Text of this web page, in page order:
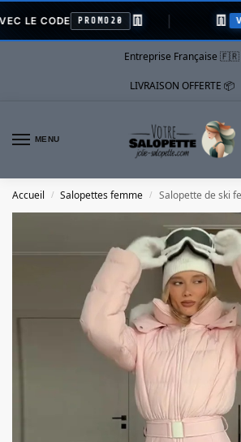
CODE PROMO20 👖
Entreprise Française 🇫🇷
LIVRAISON OFFERTE 📦
MENU
Accueil / Salopettes femme / Salopette de ski